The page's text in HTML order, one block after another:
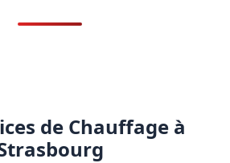
de Chauffage à